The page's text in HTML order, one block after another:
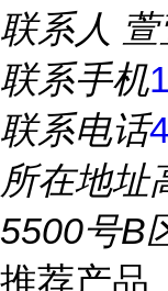
联系人
联系手机
联系电话
所在地址
5500号B
推荐产品